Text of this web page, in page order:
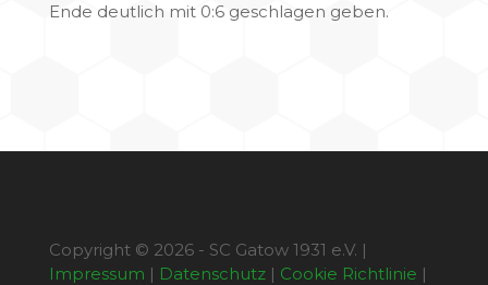
Ende deutlich mit 0:6 geschlagen geben.
Copyright © 2026 - SC Gatow 1931 e.V. |
Impressum | Datenschutz| Cookie Richtlinie |